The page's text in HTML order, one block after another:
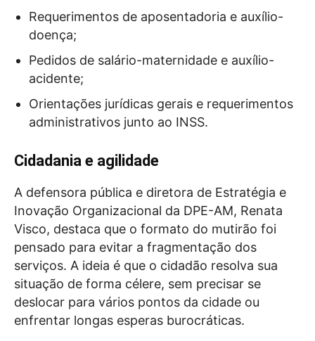
Requerimentos de aposentadoria e auxílio-
doença;
Pedidos de salário-maternidade e auxílio-
acidente;
Orientações jurídicas gerais e requerimentos
administrativos junto ao INSS.
Cidadania e agilidade
A defensora pública e diretora de Estratégia e
Inovação Organizacional da DPE-AM, Renata
Visco, destaca que o formato do mutirão foi
pensado para evitar a fragmentação dos
serviços. A ideia é que o cidadão resolva sua
situação de forma célere, sem precisar se
deslocar para vários pontos da cidade ou
enfrentar longas esperas burocráticas.